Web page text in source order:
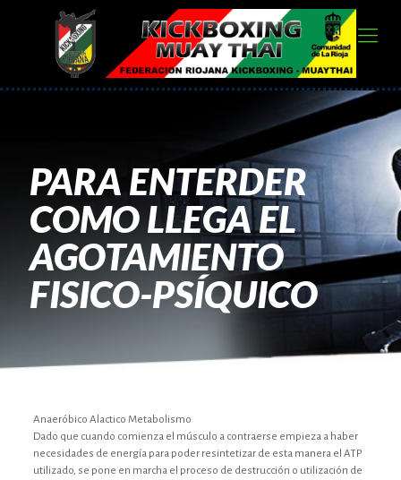
PARA ENTERDER
COMO LLEGA EL
AGOTAMIENTO
FISICO-PSÍQUICO
Anaeróbico Alactico Metabolismo
Dado que cuando comienza el músculo a contraerse empieza a haber
necesidades de energía para poder resintetizar de esta manera el ATP
utilizado, se pone en marcha el proceso de destrucción o utilización de